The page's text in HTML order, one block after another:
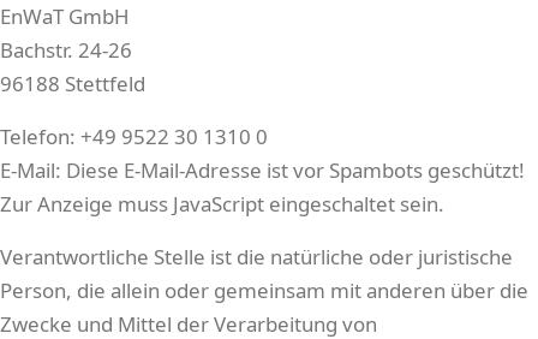
EnWaT GmbH
Bachstr. 24-26
96188 Stettfeld
Telefon: +49 9522 30 1310 0
E-Mail: Diese E-Mail-Adresse ist vor Spambots geschützt!
Zur Anzeige muss JavaScript eingeschaltet sein.
Verantwortliche Stelle ist die natürliche oder juristische
Person, die allein oder gemeinsam mit anderen über die
Zwecke und Mittel der Verarbeitung von